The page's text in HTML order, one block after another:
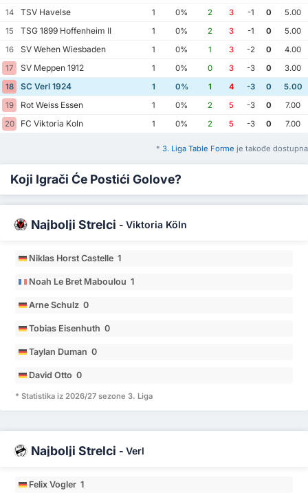
14
TSV Havelse 1 0% 2 3 -1 0
5.00
15
TSG 1899 Hoffenheim II 1 0% 2 3 -1 0
5.00
16
SV Wehen Wiesbaden 1 0% 1 3 -2 0
4.00
17
SV Meppen 1912 1 0% 0 3 -3 0
3.00
18
SC Verl 1924 1 0% 1 4 -3 0
5.00
19
Rot Weiss Essen 1 0% 2 5 -3 0
7.00
20
FC Viktoria Koln 1 0% 2 5 -3 0 7.00
* 3. Liga Table Forme je takođe dostupna
Koji Igrači Će Postići Golove?
Najbolji Strelci - Viktoria Köln
Niklas Horst Castelle 1
Noah Le Bret Maboulou 1
Arne Schulz 0
Tobias Eisenhuth 0
Taylan Duman 0
David Otto 0
* Statistika iz 2026/27 sezone 3. Liga
Najbolji Strelci - Verl
Felix Vogler 1